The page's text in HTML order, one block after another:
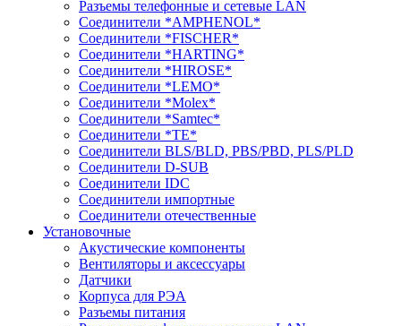
Разъемы телефонные и сетевые LAN
Соединители *AMPHENOL*
Соединители *FISCHER*
Соединители *HARTING*
Соединители *HIROSE*
Соединители *LEMO*
Соединители *Molex*
Соединители *Samtec*
Соединители *TE*
Соединители BLS/BLD, PBS/PBD, PLS/PLD
Соединители D-SUB
Соединители IDC
Соединители импортные
Соединители отечественные
Установочные
Акустические компоненты
Вентиляторы и аксессуары
Датчики
Корпуса для РЭА
Разъемы питания